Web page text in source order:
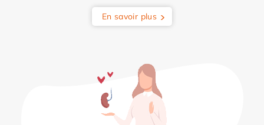
En savoir plus